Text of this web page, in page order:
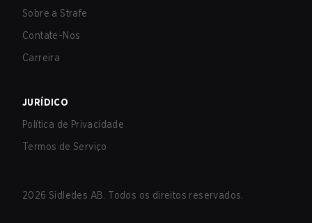
Sobre a Strafe
Contate-Nos
Carreira
JURÍDICO
Política de Privacidade
Termos de Serviço
2026 Sidledes AB. Todos os direitos reservados.